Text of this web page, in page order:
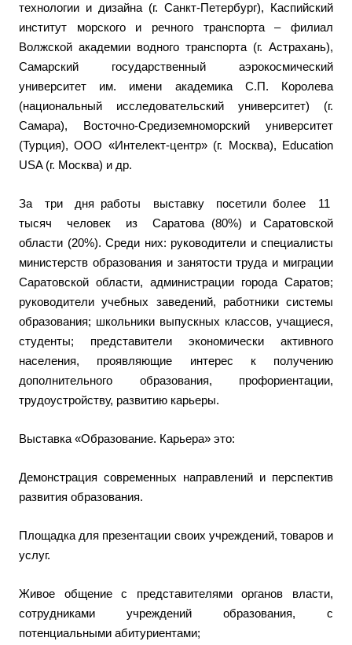
технологии и дизайна (г. Санкт-Петербург), Каспийский
институт морского и речного транспорта – филиал
Волжской академии водного транспорта (г. Астрахань),
Самарский государственный аэрокосмический
университет им. имени академика С.П. Королева
(национальный исследовательский университет) (г.
Самара), Восточно-Средиземноморский университет
(Турция), ООО «Интелект-центр» (г. Москва), Education
USA (г. Москва) и др.
За три дня работы выставку посетили более 11
тысяч человек из Саратова (80%) и Саратовской
области (20%). Среди них: руководители и специалисты
министерств образования и занятости труда и миграции
Саратовской области, администрации города Саратов;
руководители учебных заведений, работники системы
образования; школьники выпускных классов, учащиеся,
студенты; представители экономически активного
населения, проявляющие интерес к получению
дополнительного образования, профориентации,
трудоустройству, развитию карьеры.
Выставка «Образование. Карьера» это:
Демонстрация современных направлений и перспектив
развития образования.
Площадка для презентации своих учреждений, товаров и
услуг.
Живое общение с представителями органов власти,
сотрудниками учреждений образования, с
потенциальными абитуриентами;